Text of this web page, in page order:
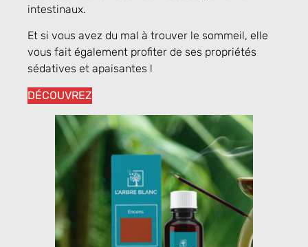
intestinaux.
Et si vous avez du mal à trouver le sommeil, elle
vous fait également profiter de ses propriétés
sédatives et apaisantes !
DÉCOUVREZ